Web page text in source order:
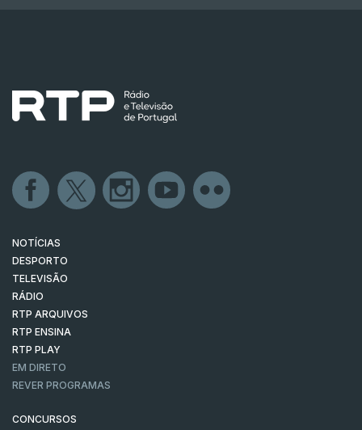
NOTÍCIAS
DESPORTO
TELEVISÃO
RÁDIO
RTP ARQUIVOS
RTP ENSINA
RTP PLAY
EM DIRETO
REVER PROGRAMAS
CONCURSOS